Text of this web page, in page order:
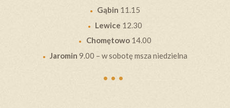
Gąbin 11.15
Lewice 12.30
Chomętowo14.00
Jaromin 9.00 – w sobotę msza niedzielna
…